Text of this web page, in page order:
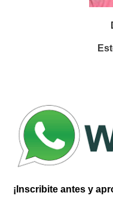
¡Inscribite antes y